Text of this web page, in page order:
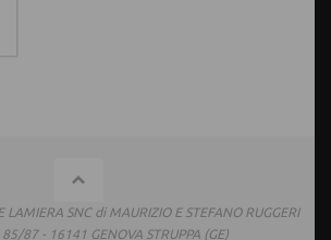
LAMIERA SNC di MAURIZIO E STEFANO RUGGERI
87 - 16141 GENOVA STRUPPA (GE)